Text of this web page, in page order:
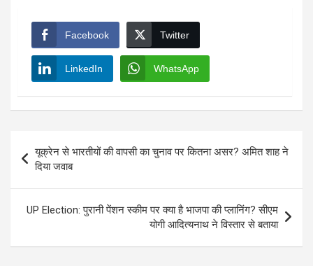
Facebook Twitter
LinkedIn WhatsApp
navigation
यूक्रेन से भारतीयों की वापसी का चुनाव पर कितना असर? अमित शाह ने
दिया जवाब
UP Election: पुरानी पेंशन स्कीम पर क्या है भाजपा की प्लानिंग? सीएम
योगी आदित्यनाथ ने विस्तार से बताया